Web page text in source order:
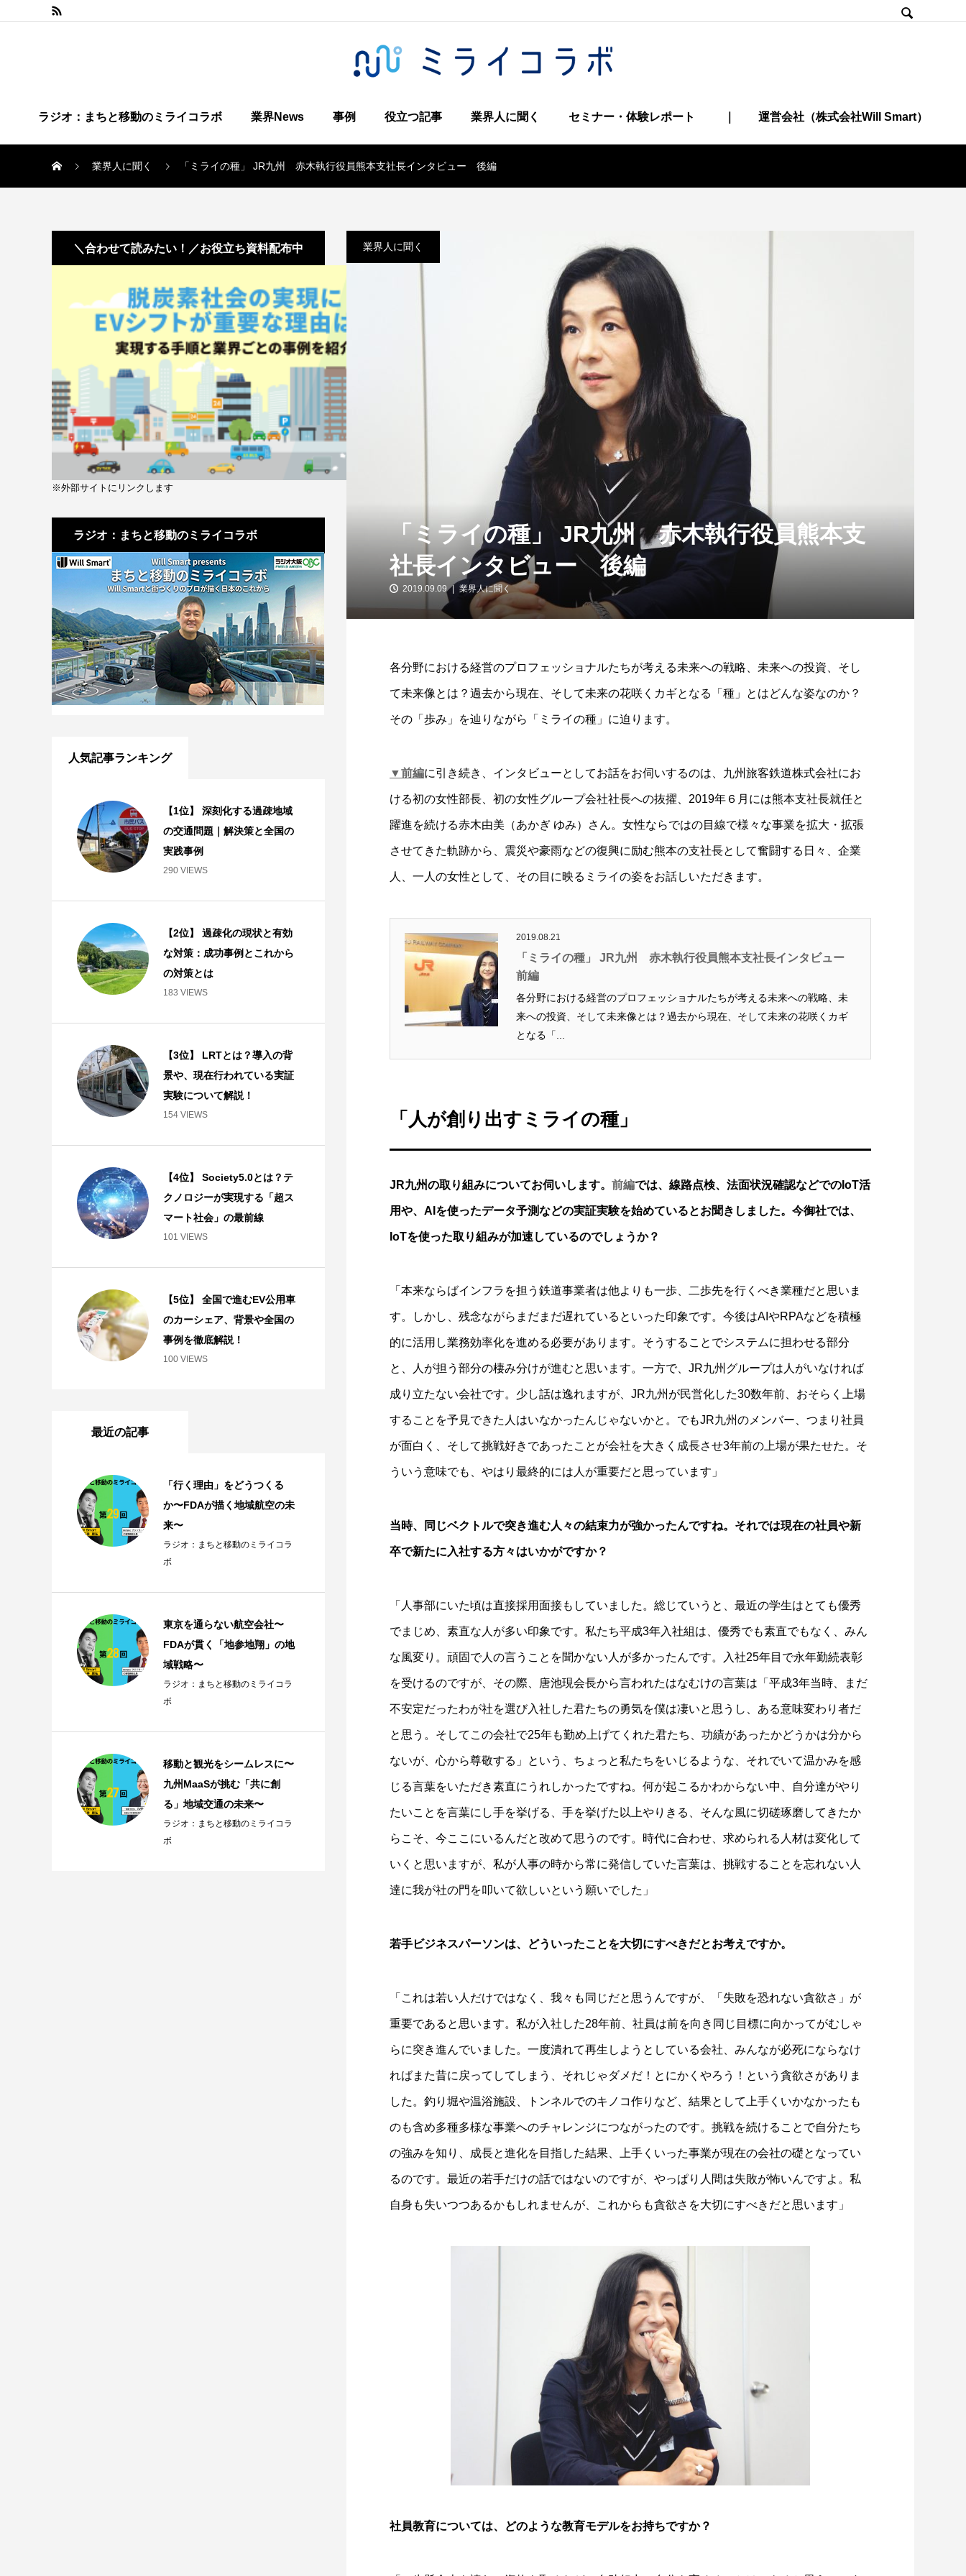

ラジオ：まちと移動のミライコラボ 業界News 事例 役立つ記事 業界人に聞く セミナー・体験レポート ｜ 運営会社（株式会社Will Smart）
業界人に聞く 「ミライの種」 JR九州 赤木執行役員熊本支社長インタビュー 後編
業界人に聞く
「ミライの種」 JR九州 赤木執行役員熊本支
社長インタビュー 後編
2019.09.09 業界人に聞く
各分野における経営のプロフェッショナルたちが考える未来への戦略、未来への投資、そし
て未来像とは？過去から現在、そして未来の花咲くカギとなる「種」とはどんな姿なのか？
その「歩み」を辿りながら「ミライの種」に迫ります。
▼前編に引き続き、インタビューとしてお話をお伺いするのは、九州旅客鉄道株式会社にお
ける初の女性部長、初の女性グループ会社社長への抜擢、2019年６月には熊本支社長就任と
躍進を続ける赤木由美（あかぎ ゆみ）さん。女性ならではの目線で様々な事業を拡大・拡張
させてきた軌跡から、震災や豪雨などの復興に励む熊本の支社長として奮闘する日々、企業
人、一人の女性として、その目に映るミライの姿をお話しいただきます。
2019.08.21
「ミライの種」 JR九州 赤木執行役員熊本支社長インタビュー
前編
各分野における経営のプロフェッショナルたちが考える未来への戦略、未
来への投資、そして未来像とは？過去から現在、そして未来の花咲くカギ
となる「...
「人が創り出すミライの種」
JR九州の取り組みについてお伺いします。前編では、線路点検、法面状況確認などでのIoT活
用や、AIを使ったデータ予測などの実証実験を始めているとお聞きしました。今御社では、
IoTを使った取り組みが加速しているのでしょうか？
「本来ならばインフラを担う鉄道事業者は他よりも一歩、二歩先を行くべき業種だと思いま
す。しかし、残念ながらまだまだ遅れているといった印象です。今後はAIやRPAなどを積極
的に活用し業務効率化を進める必要があります。そうすることでシステムに担わせる部分
と、人が担う部分の棲み分けが進むと思います。一方で、JR九州グループは人がいなければ
成り立たない会社です。少し話は逸れますが、JR九州が民営化した30数年前、おそらく上場
することを予見できた人はいなかったんじゃないかと。でもJR九州のメンバー、つまり社員
が面白く、そして挑戦好きであったことが会社を大きく成長させ3年前の上場が果たせた。そ
ういう意味でも、やはり最終的には人が重要だと思っています」
当時、同じベクトルで突き進む人々の結束力が強かったんですね。それでは現在の社員や新
卒で新たに入社する方々はいかがですか？
「人事部にいた頃は直接採用面接もしていました。総じていうと、最近の学生はとても優秀
でまじめ、素直な人が多い印象です。私たち平成3年入社組は、優秀でも素直でもなく、みん
な風変り。頑固で人の言うことを聞かない人が多かったんです。入社25年目で永年勤続表彰
を受けるのですが、その際、唐池現会長から言われたはなむけの言葉は「平成3年当時、まだ
不安定だったわが社を選び入社した君たちの勇気を僕は凄いと思うし、ある意味変わり者だ
と思う。そしてこの会社で25年も勤め上げてくれた君たち、功績があったかどうかは分から
ないが、心から尊敬する」という、ちょっと私たちをいじるような、それでいて温かみを感
じる言葉をいただき素直にうれしかったですね。何が起こるかわからない中、自分達がやり
たいことを言葉にし手を挙げる、手を挙げた以上やりきる、そんな風に切磋琢磨してきたか
らこそ、今ここにいるんだと改めて思うのです。時代に合わせ、求められる人材は変化して
いくと思いますが、私が人事の時から常に発信していた言葉は、挑戦することを忘れない人
達に我が社の門を叩いて欲しいという願いでした」
若手ビジネスパーソンは、どういったことを大切にすべきだとお考えですか。
「これは若い人だけではなく、我々も同じだと思うんですが、「失敗を恐れない貪欲さ」が
重要であると思います。私が入社した28年前、社員は前を向き同じ目標に向かってがむしゃ
らに突き進んでいました。一度潰れて再生しようとしている会社、みんなが必死にならなけ
ればまた昔に戻ってしてしまう、それじゃダメだ！とにかくやろう！という貪欲さがありま
した。釣り堀や温浴施設、トンネルでのキノコ作りなど、結果として上手くいかなかったも
のも含め多種多様な事業へのチャレンジにつながったのです。挑戦を続けることで自分たち
の強みを知り、成長と進化を目指した結果、上手くいった事業が現在の会社の礎となってい
るのです。最近の若手だけの話ではないのですが、やっぱり人間は失敗が怖いんですよ。私
自身も失いつつあるかもしれませんが、これからも貪欲さを大切にすべきだと思います」
社員教育については、どのような教育モデルをお持ちですか？
＼合わせて読みたい！／お役立ち資料配布中
※外部サイトにリンクします
ラジオ：まちと移動のミライコラボ
人気記事ランキング
【1位】 深刻化する過疎地域
の交通問題｜解決策と全国の
実践事例
290 VIEWS
【2位】 過疎化の現状と有効
な対策：成功事例とこれから
の対策とは
183 VIEWS
【3位】 LRTとは？導入の背
景や、現在行われている実証
実験について解説！
154 VIEWS
【4位】 Society5.0とは？テ
クノロジーが実現する「超ス
マート社会」の最前線
101 VIEWS
【5位】 全国で進むEV公用車
のカーシェア、背景や全国の
事例を徹底解説！
100 VIEWS
最近の記事
「行く理由」をどうつくる
か〜FDAが描く地域航空の未
来〜
ラジオ：まちと移動のミライコラ
ボ
東京を通らない航空会社〜
FDAが貫く「地参地翔」の地
域戦略〜
ラジオ：まちと移動のミライコラ
ボ
移動と観光をシームレスに〜
九州MaaSが挑む「共に創
る」地域交通の未来〜
ラジオ：まちと移動のミライコラ
ボ